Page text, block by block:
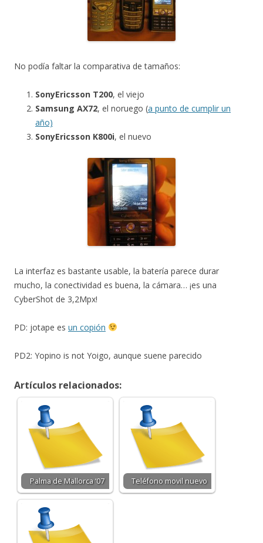
No podía faltar la comparativa de tamaños:
SonyEricsson T200, el viejo
Samsung AX72, el noruego (a punto de cumplir un
año)
SonyEricsson K800i, el nuevo
La interfaz es bastante usable, la batería parece durar
mucho, la conectividad es buena, la cámara… ¡es una
CyberShot de 3,2Mpx!
PD: jotape es un copión
PD2: Yopino is not Yoigo, aunque suene parecido
Artículos relacionados:
Palma de Mallorca ‘07 Teléfono movil nuevo